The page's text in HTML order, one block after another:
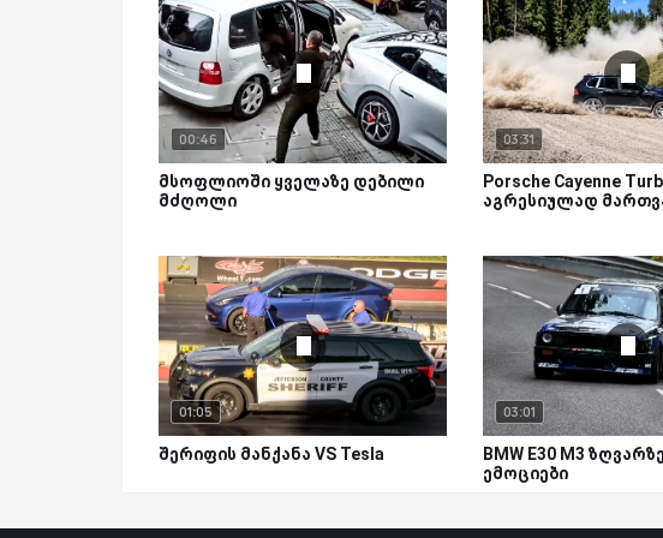
00:46
მსოფლიოში ყველაზე დებილი
მძღოლი
03:31
Porsche Cayenne
აგრესიულად
01:05
შერიფის მანქანა VS Tesla
03:01
BMW E30 M3
ემოციები